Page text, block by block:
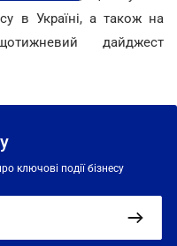
в Україні, а також на
дайджест
ключові події бізнесу